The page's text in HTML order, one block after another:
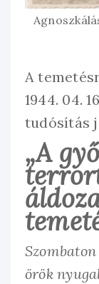
A
1944. 04.
tudósítás
„A
örök